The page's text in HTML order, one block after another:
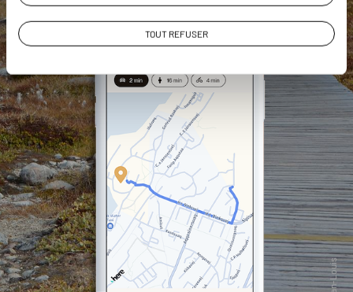
TOUT REFUSER